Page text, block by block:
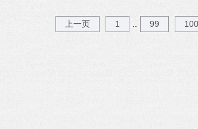
上一页 1 99 100